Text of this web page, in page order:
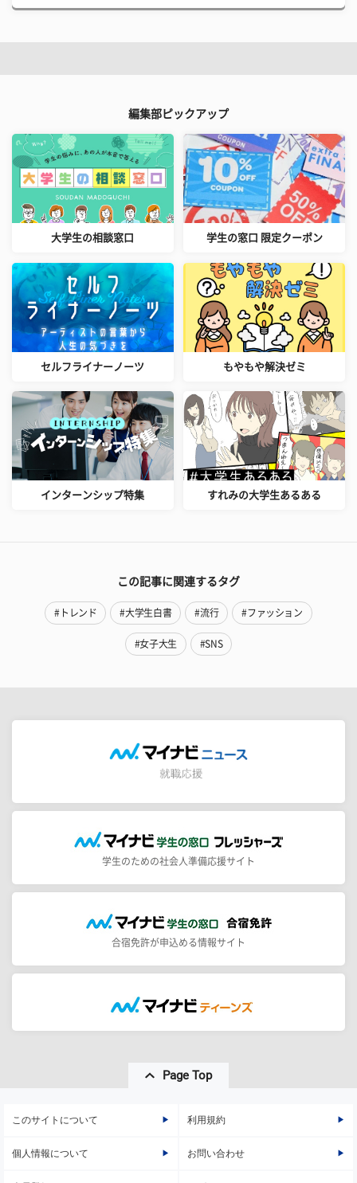
編集部ピックアップ
大学生の相談窓口 学生の窓口 限定クーポン
セルフライナーノーツ もやもや解決ゼミ
インターンシップ特集 すれみの大学生あるある
この記事に関連するタグ
#トレンド #大学生白書 #流行 #ファッション
#女子大生 #SNS
学生のための社会人準備応援サイト
合宿免許が申込める情報サイト
Page Top
このサイトについて 利用規約
個人情報について お問い合わせ